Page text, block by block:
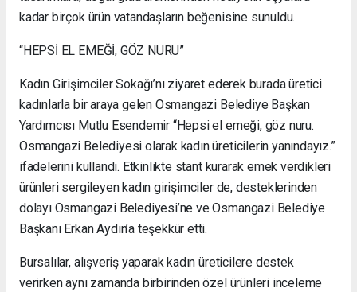
kadar birçok ürün vatandaşların beğenisine sunuldu.
“HEPSİ EL EMEĞİ, GÖZ NURU”
Kadın Girişimciler Sokağı’nı ziyaret ederek burada üretici
kadınlarla bir araya gelen Osmangazi Belediye Başkan
Yardımcısı Mutlu Esendemir “Hepsi el emeği, göz nuru.
Osmangazi Belediyesi olarak kadın üreticilerin yanındayız.”
ifadelerini kullandı. Etkinlikte stant kurarak emek verdikleri
ürünleri sergileyen kadın girişimciler de, desteklerinden
dolayı Osmangazi Belediyesi’ne ve Osmangazi Belediye
Başkanı Erkan Aydın’a teşekkür etti.
Bursalılar, alışveriş yaparak kadın üreticilere destek
verirken aynı zamanda birbirinden özel ürünleri inceleme